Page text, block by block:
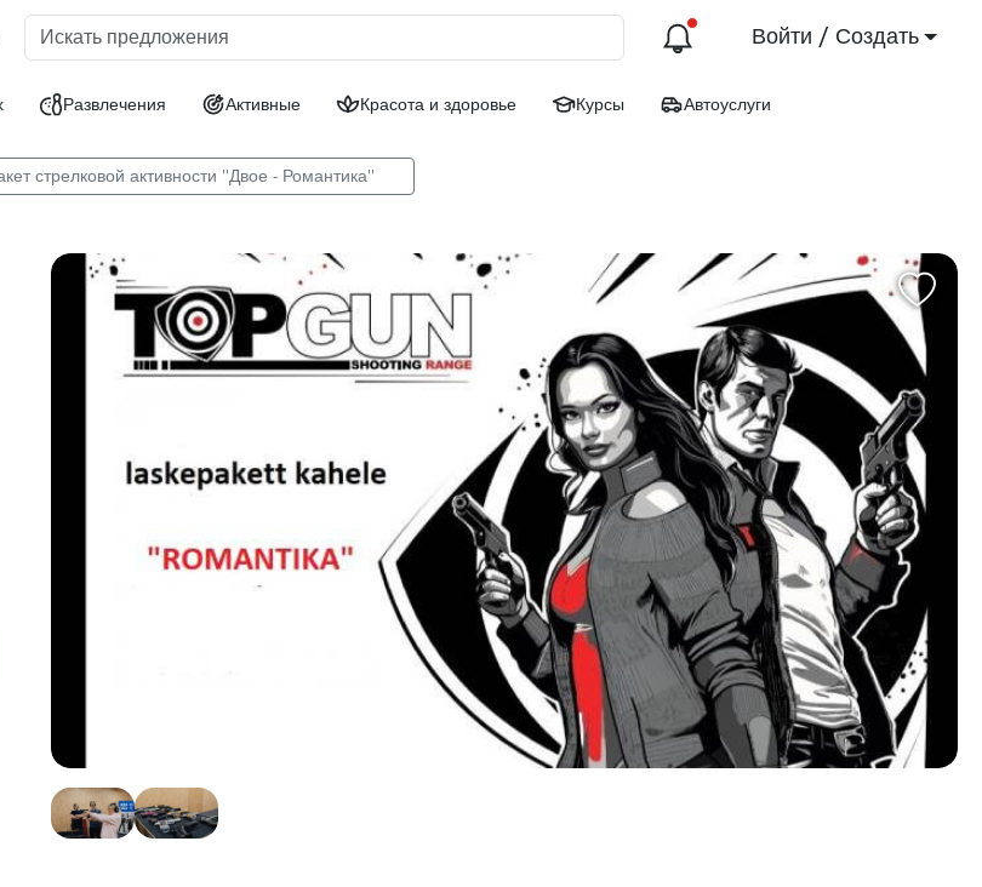
Войти / Создать
Развлечения Активные Красота и здоровье Курсы Автоуслуги
стрелковой активности ''Двое - Романтика''